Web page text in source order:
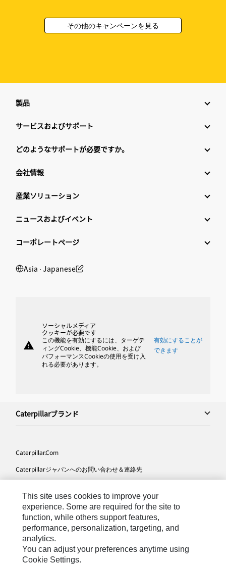
その他のキャンペーンを見る
製品
サービスおよびサポート
どのようなサポートが必要ですか。
会社情報
産業ソリューション
ニュースおよびイベント
コーポレートページ
Asia ‧ Japanese
warning
ソーシャルメディア
クッキーが必要です
この機能を有効にするには、ターゲテ
ィングCookie、機能Cookie、および
パフォーマンスCookieの使用を受け入
れる必要があります。
有効にすることが
できます
Caterpillarブランド
Caterpillar.com
Caterpillarジャパンへのお問い合わせ＆連絡先
サイト･マップ
Cookie Settings
法的事項
プライバシー
This site uses cookies to improve your
experience. Some are required for the site to
function, while others support features,
performance, personalization, targeting, and
analytics.
You can adjust your preferences anytime using
Cookie Settings.